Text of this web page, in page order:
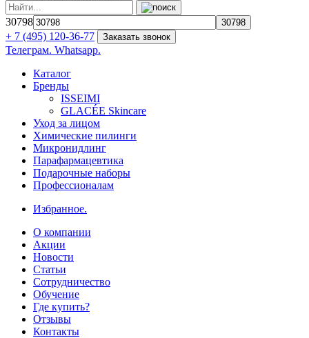
30798
+ 7 (495) 120-36-77
Заказать звонок
Телеграм. Whatsapp.
Каталог
Бренды
ISSEIMI
GLACÉE Skincare
Уход за лицом
Химические пилинги
Микронидлинг
Парафармацевтика
Подарочные наборы
Профессионалам
Избранное.
О компании
Акции
Новости
Статьи
Сотрудничество
Обучение
Где купить?
Отзывы
Контакты